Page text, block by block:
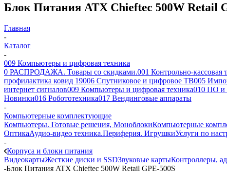
Блок Питания ATX Chieftec 500W Retail
Главная
-
Каталог
-
009 Компьютеры и цифровая техника
0 РАСПРОДАЖА. Товары со скидками.001 Контрольно-кассовая
профилактика ковид 19006 Спутниковое и цифровое ТВ005
интернет сигналов009 Компьютеры и цифровая техника010 ПО и
Новинки016 Робототехника017 Вендинговые аппараты
-
Компьютерные комплектующие
Компьютеры. Готовые решения, МоноблокиКомпьютерные
ОптикаАудио-видео техника.Периферия. ИгрушкиУслуги по
-
Корпуса и блоки питания
ВидеокартыЖесткие диски и SSDЗвуковые картыКонтроллеры,
-Блок Питания ATX Chieftec 500W Retail GPE-500S